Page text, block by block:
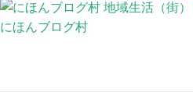
にほんブログ村